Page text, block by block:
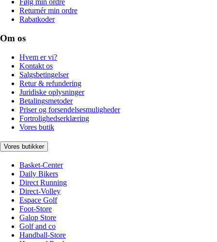
Følg min ordre
Returnér min ordre
Rabatkoder
Om os
Hvem er vi?
Kontakt os
Salgsbetingelser
Retur & refundering
Juridiske oplysninger
Betalingsmetoder
Priser og forsendelsesmuligheder
Fortrolighedserklæring
Vores butik
Vores butikker
Basket-Center
Daily Bikers
Direct Running
Direct-Volley
Espace Golf
Foot-Store
Galop Store
Golf and co
Handball-Store